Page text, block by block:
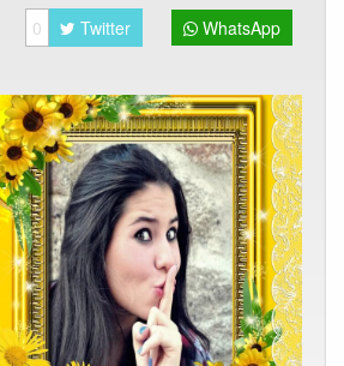
0 Twitter WhatsApp